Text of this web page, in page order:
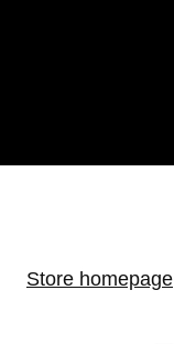
Store homepage